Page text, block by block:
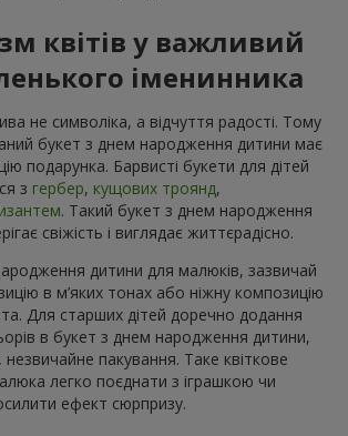
квітів у важливий
іменинника
не символіка, а відчуття радості. Тому
букет з днем народження дитини має
подарунка. Барвисті букети для дітей
з гербер, кущових троянд,
. Такий букет з днем народження
свіжість і виглядає життєрадісно.
дитини для малюків, зазвичай
в м’яких тонах або ніжну композицію
Для старших дітей доречно додання
в букет з днем народження дитини,
незвичайне пакування. Таке квіткове
легко поєднати з іграшкою чи
ефект сюрпризу.